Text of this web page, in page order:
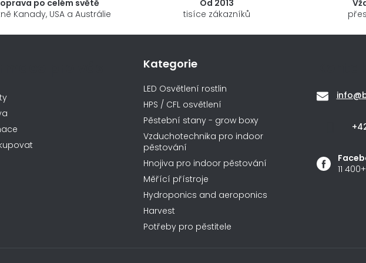
po celém světě
Kanady, USA a Austrálie
Od 2013
tisíce zákazníků
Kategorie
LED Osvětlení rostlin
HPS / CFL osvětlení
Pěstební stany - grow boxy
Vzduchotechnika pro indoor
pěstování
Hnojiva pro indoor pěstování
Měřící přístroje
Hydroponics and aeroponics
Harvest
Potřeby pro pěstitele
info@
11